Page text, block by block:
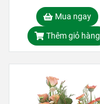
Mua ngay
Thêm giỏ hàng